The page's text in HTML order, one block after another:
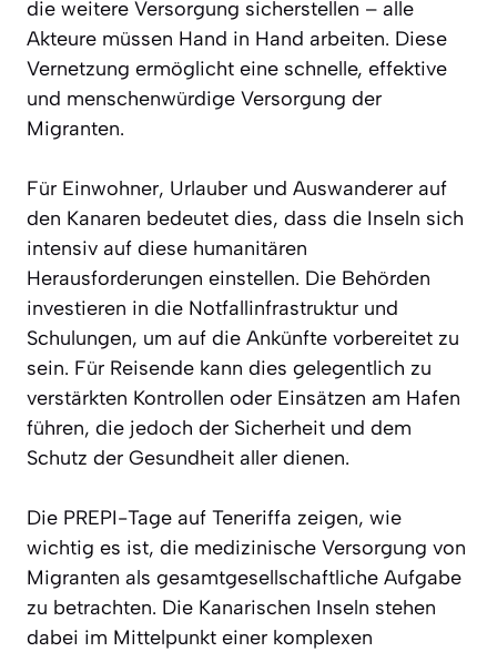
die weitere Versorgung sicherstellen – alle
Akteure müssen Hand in Hand arbeiten. Diese
Vernetzung ermöglicht eine schnelle, effektive
und menschenwürdige Versorgung der
Migranten.
Für Einwohner, Urlauber und Auswanderer auf
den Kanaren bedeutet dies, dass die Inseln sich
intensiv auf diese humanitären
Herausforderungen einstellen. Die Behörden
investieren in die Notfallinfrastruktur und
Schulungen, um auf die Ankünfte vorbereitet zu
sein. Für Reisende kann dies gelegentlich zu
verstärkten Kontrollen oder Einsätzen am Hafen
führen, die jedoch der Sicherheit und dem
Schutz der Gesundheit aller dienen.
Die PREPI-Tage auf Teneriffa zeigen, wie
wichtig es ist, die medizinische Versorgung von
Migranten als gesamtgesellschaftliche Aufgabe
zu betrachten. Die Kanarischen Inseln stehen
dabei im Mittelpunkt einer komplexen